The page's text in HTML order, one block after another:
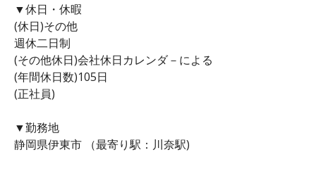
▼休日・休暇
(休日)その他
週休二日制
(その他休日)会社休日カレンダ－による
(年間休日数)105日
(正社員)
▼勤務地
静岡県伊東市 （最寄り駅：川奈駅)